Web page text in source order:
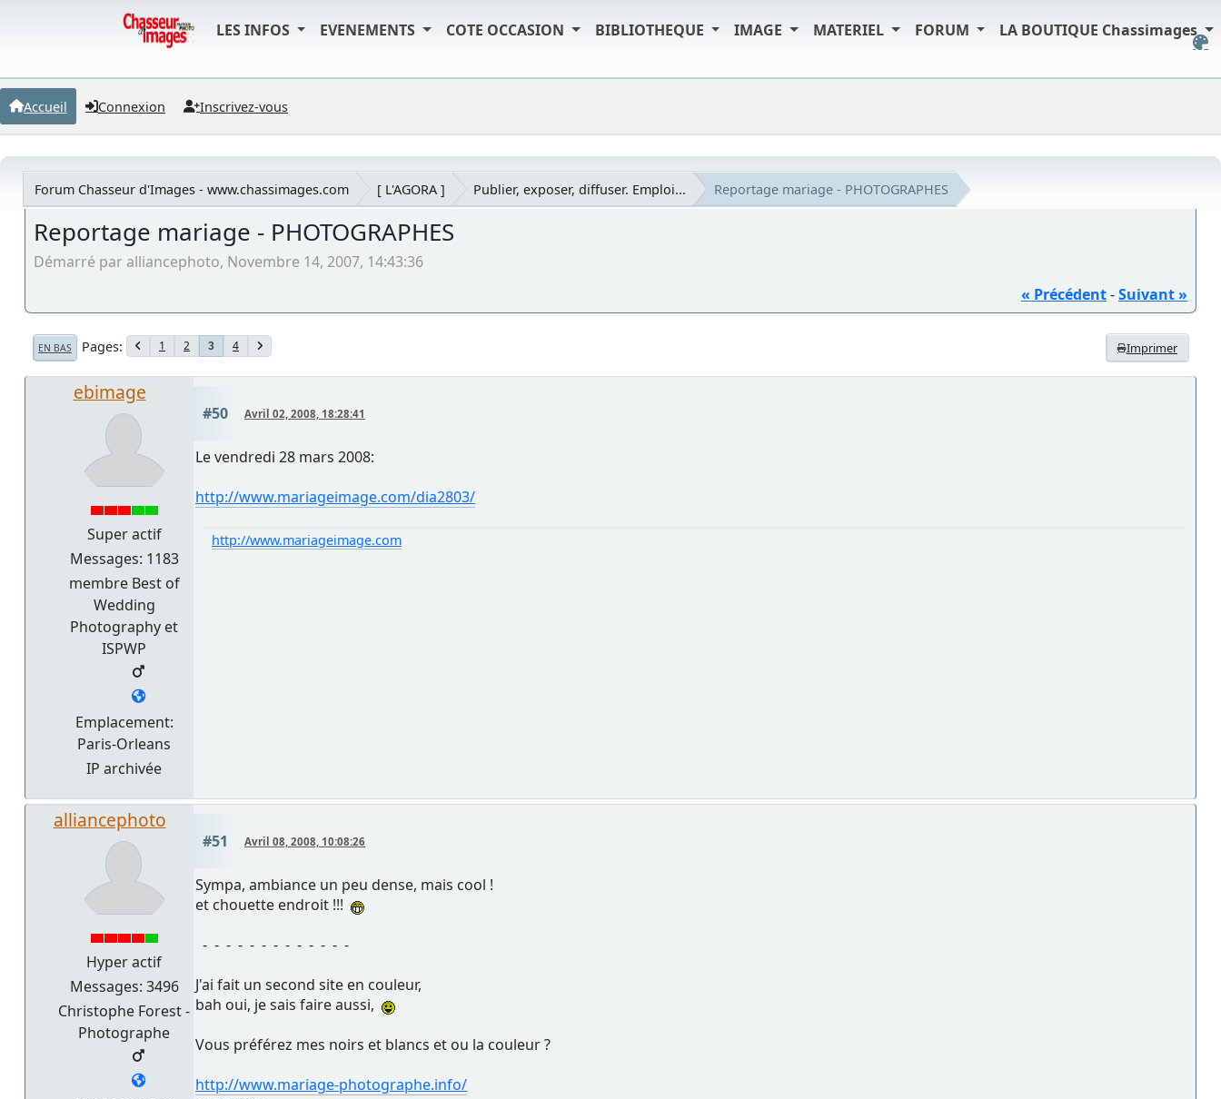
LES INFOS EVENEMENTS COTE OCCASION BIBLIOTHEQUE IMAGE MATERIEL FORUM LA BOUTIQUE Chassimages
Accueil Connexion Inscrivez-vous
Forum Chasseur d'Images - www.chassimages.com [ L'AGORA ] Publier, exposer, diffuser. Emploi... Reportage mariage - PHOTOGRAPHES
Reportage mariage - PHOTOGRAPHES
Démarré par alliancephoto, Novembre 14, 2007, 14:43:36
« Précédent-Suivant »
Imprimer
EN BAS Pages 1 2 3 4
ebimage
Super actif
Messages: 1183
membre Best of
Wedding
Photography et
ISPWP
Emplacement:
Paris-Orleans
IP archivée
#50 Avril 02, 2008, 18:28:41
Le vendredi 28 mars 2008:
http://www.mariageimage.com/dia2803/
http://www.mariageimage.com
alliancephoto
Hyper actif
Messages: 3496
Christophe Forest -
Photographe
#51 Avril 08, 2008, 10:08:26
Sympa, ambiance un peu dense, mais cool !
et chouette endroit !!!
- - - - - - - - - - - - -
J'ai fait un second site en couleur,
bah oui, je sais faire aussi,
Vous préférez mes noirs et blancs et ou la couleur ?
http://www.mariage-photographe.info/